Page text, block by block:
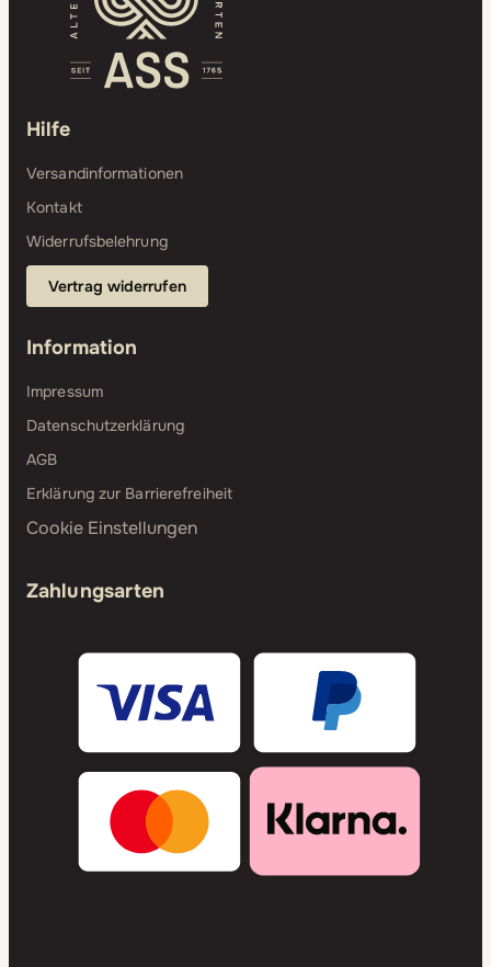
Hilfe
Versandinformationen
Kontakt
Widerrufsbelehrung
Vertrag widerrufen
Information
Impressum
Datenschutzerklärung
AGB
Erklärung zur Barrierefreiheit
Cookie Einstellungen
Zahlungsarten